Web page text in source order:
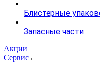
Блистерные
Запасные части
Акции
Сервис